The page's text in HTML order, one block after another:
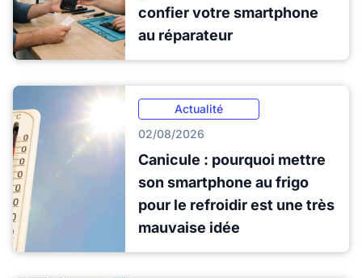
confier votre smartphone
au réparateur
Actualité
02/08/2026
Canicule : pourquoi mettre
son smartphone au frigo
pour le refroidir est une très
mauvaise idée